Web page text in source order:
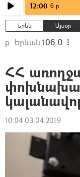
12:00 6 ր
Երեկ Այսօր
ք. Երևան 106.0
ՀՀ
10:04 03.04.2019